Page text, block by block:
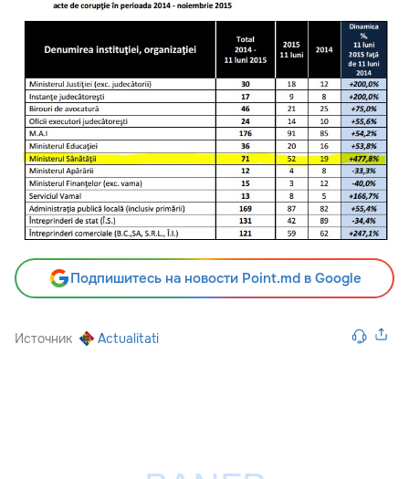
Подпишитесь на новости Point.md в Google
Источник Actualitati